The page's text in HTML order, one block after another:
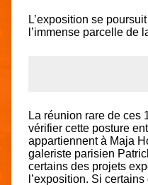
L’exposition se
l’immense parcelle de
La réunion rare de ces
vérifier cette posture
appartiennent à Maja
galeriste parisien
certains des projets
l’exposition. Si